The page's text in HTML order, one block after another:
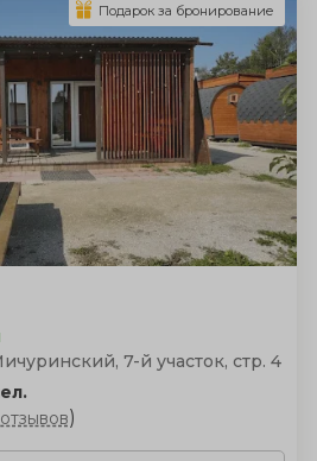
7-й участок, стр. 4
)
Подарок за бронирование